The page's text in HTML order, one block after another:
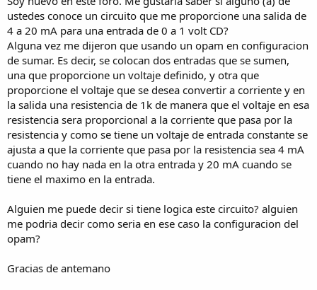
i
o
ustedes conoce un circuito que me proporcione una salida de
4 a 20 mA para una entrada de 0 a 1 volt CD?
Alguna vez me dijeron que usando un opam en configuracion
de sumar. Es decir, se colocan dos entradas que se sumen,
una que proporcione un voltaje definido, y otra que
proporcione el voltaje que se desea convertir a corriente y en
la salida una resistencia de 1k de manera que el voltaje en esa
resistencia sera proporcional a la corriente que pasa por la
resistencia y como se tiene un voltaje de entrada constante se
ajusta a que la corriente que pasa por la resistencia sea 4 mA
cuando no hay nada en la otra entrada y 20 mA cuando se
tiene el maximo en la entrada.
Alguien me puede decir si tiene logica este circuito? alguien
me podria decir como seria en ese caso la configuracion del
opam?
Gracias de antemano